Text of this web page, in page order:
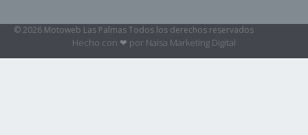
© 2026 Motoweb Las Palmas Todos los derechos reservados
Hecho con ❤ por Naisa Marketing Digital